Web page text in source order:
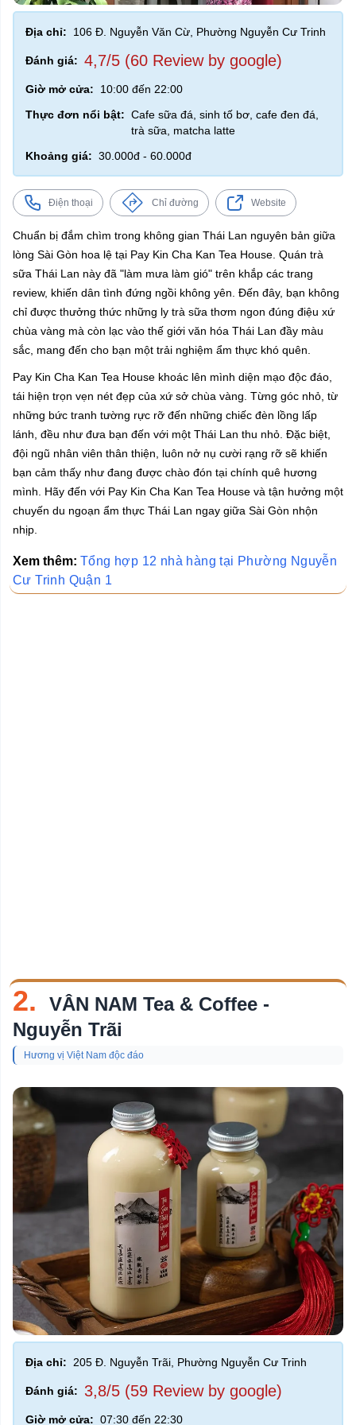
Địa chỉ: 106 Đ. Nguyễn Văn Cừ, Phường Nguyễn Cư Trinh
Đánh giá: 4,7/5 (60 Review by google)
Giờ mở cửa:
10:00 đến 22:00
Thực đơn nổi bật: Cafe sữa đá, sinh tố bơ, cafe đen đá,
trà sữa, matcha latte
Khoảng giá: 30.000đ - 60.000đ
Điện thoại Chỉ đường Website
Chuẩn bị đắm chìm trong không gian Thái Lan nguyên bản giữa
lòng Sài Gòn hoa lệ tại Pay Kin Cha Kan Tea House. Quán trà
sữa Thái Lan này đã "làm mưa làm gió" trên khắp các trang
review, khiến dân tình đứng ngồi không yên. Đến đây, bạn không
chỉ được thưởng thức những ly trà sữa thơm ngon đúng điệu xứ
chùa vàng mà còn lạc vào thế giới văn hóa Thái Lan đầy màu
sắc, mang đến cho bạn một trải nghiệm ẩm thực khó quên.
Pay Kin Cha Kan Tea House khoác lên mình diện mạo độc đáo,
tái hiện trọn vẹn nét đẹp của xứ sở chùa vàng. Từng góc nhỏ, từ
những bức tranh tường rực rỡ đến những chiếc đèn lồng lấp
lánh, đều như đưa bạn đến với một Thái Lan thu nhỏ. Đặc biệt,
đội ngũ nhân viên thân thiện, luôn nở nụ cười rạng rỡ sẽ khiến
bạn cảm thấy như đang được chào đón tại chính quê hương
mình. Hãy đến với Pay Kin Cha Kan Tea House và tận hưởng một
chuyến du ngoạn ẩm thực Thái Lan ngay giữa Sài Gòn nhộn
nhịp.
Xem thêm: Tổng hợp 12 nhà hàng tại Phường Nguyễn
Cư Trinh Quận 1
2.
VÂN NAM Tea & Coffee -
Nguyễn Trãi
Hương vị Việt Nam độc đáo
Địa chỉ: 205 Đ. Nguyễn Trãi, Phường Nguyễn Cư Trinh
Đánh giá: 3,8/5 (59 Review by google)
Giờ mở cửa: 07:30 đến 22:30